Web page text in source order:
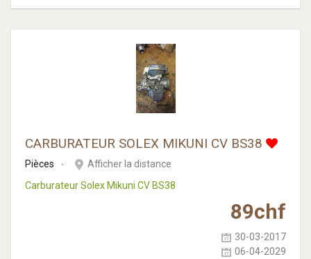
CARBURATEUR SOLEX MIKUNI CV BS38
Pièces
Afficher la distance
Carburateur Solex Mikuni CV BS38
89chf
30-03-2017
06-04-2029